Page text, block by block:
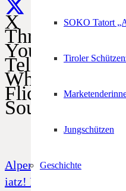
SOKO Tatort
Tiroler
Jungschützen
Geschichte
X
Threads
YouTube
Telegram
WhatsApp
Flickr
SoundCloud
Alpenregionstreffen
iatz! Freiheit und